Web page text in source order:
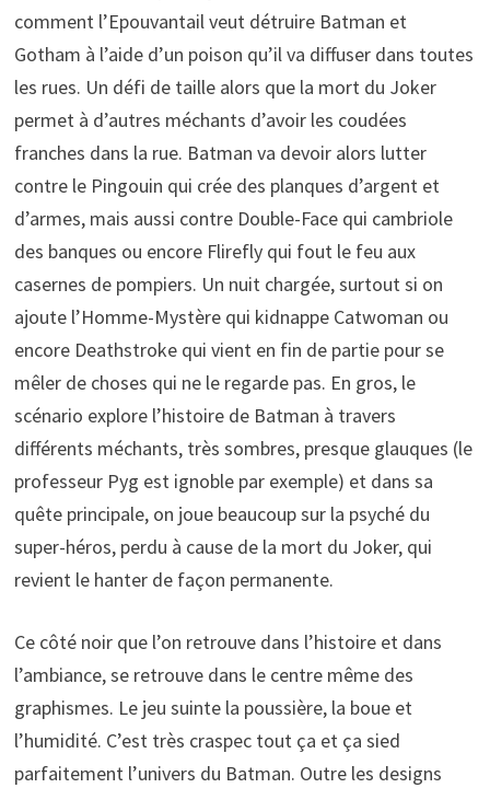
comment l’Epouvantail veut détruire Batman et
Gotham à l’aide d’un poison qu’il va diffuser dans toutes
les rues. Un défi de taille alors que la mort du Joker
permet à d’autres méchants d’avoir les coudées
franches dans la rue. Batman va devoir alors lutter
contre le Pingouin qui crée des planques d’argent et
d’armes, mais aussi contre Double-Face qui cambriole
des banques ou encore Flirefly qui fout le feu aux
casernes de pompiers. Un nuit chargée, surtout si on
ajoute l’Homme-Mystère qui kidnappe Catwoman ou
encore Deathstroke qui vient en fin de partie pour se
mêler de choses qui ne le regarde pas. En gros, le
scénario explore l’histoire de Batman à travers
différents méchants, très sombres, presque glauques (le
professeur Pyg est ignoble par exemple) et dans sa
quête principale, on joue beaucoup sur la psyché du
super-héros, perdu à cause de la mort du Joker, qui
revient le hanter de façon permanente.
Ce côté noir que l’on retrouve dans l’histoire et dans
l’ambiance, se retrouve dans le centre même des
graphismes. Le jeu suinte la poussière, la boue et
l’humidité. C’est très craspec tout ça et ça sied
parfaitement l’univers du Batman. Outre les designs